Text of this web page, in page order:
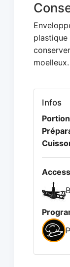
moelleux.
Infos